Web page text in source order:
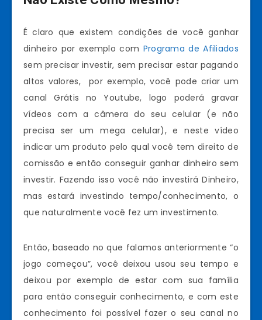
É claro que existem condições de você ganhar
dinheiro por exemplo com Programa de Afiliados
sem precisar investir, sem precisar estar pagando
altos valores, por exemplo, você pode criar um
canal Grátis no Youtube, logo poderá gravar
vídeos com a câmera do seu celular (e não
precisa ser um mega celular), e neste vídeo
indicar um produto pelo qual você tem direito de
comissão e então conseguir ganhar dinheiro sem
investir. Fazendo isso você não investirá Dinheiro,
mas estará investindo tempo/conhecimento, o
que naturalmente você fez um investimento.
Então, baseado no que falamos anteriormente “o
jogo começou”, você deixou usou seu tempo e
deixou por exemplo de estar com sua família
para então conseguir conhecimento, e com este
conhecimento foi possível fazer o seu canal no